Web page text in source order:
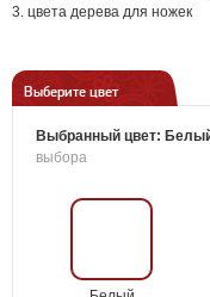
3. цвета дерева для ножек
Выберите цвет
Выбранный цвет:
выбора